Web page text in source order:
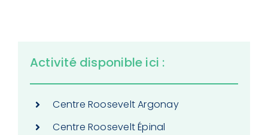
Activité disponible ici :
Centre Roosevelt Argonay
Centre Roosevelt Épinal